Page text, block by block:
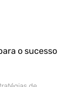
o sucesso